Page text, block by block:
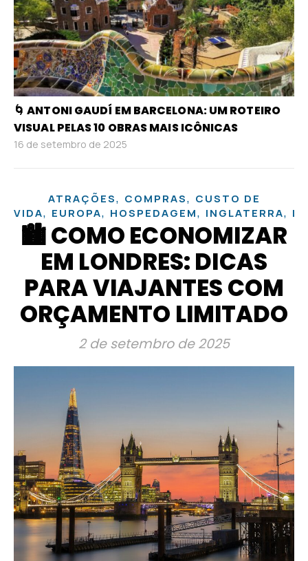
🌀 ANTONI GAUDÍ EM BARCELONA: UM ROTEIRO
VISUAL PELAS 10 OBRAS MAIS ICÔNICAS
16 de setembro de 2025
ATRAÇÕES, COMPRAS, CUSTO DE
VIDA, EUROPA, HOSPEDAGEM, INGLATERRA,
🏙️ COMO ECONOMIZAR
EM LONDRES: DICAS
PARA VIAJANTES COM
ORÇAMENTO LIMITADO
2 de setembro de 2025